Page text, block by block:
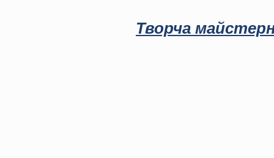
Творча